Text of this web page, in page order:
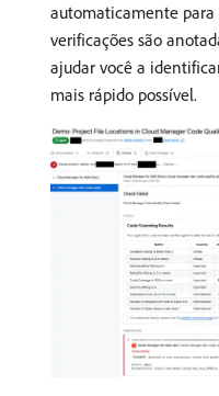
automaticamente para
verificações são
ajudar você a
mais rápido possível.